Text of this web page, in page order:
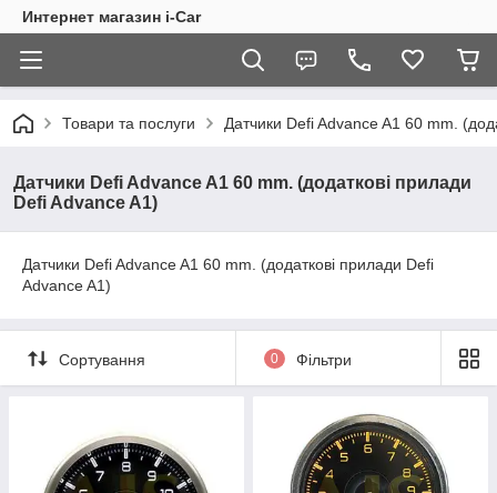
Интернет магазин i-Car
Товари та послуги Датчики Defi Advance A1 60 mm.
Датчики Defi Advance A1 60 mm. (додаткові прилади
Defi Advance A1)
Датчики Defi Advance A1 60 mm. (додаткові прилади Defi
Advance A1)
Сортування 0 Фільтри